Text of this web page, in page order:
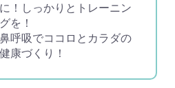
に！しっかりとトレーニン
グを！
鼻呼吸でココロとカラダの
健康づくり！